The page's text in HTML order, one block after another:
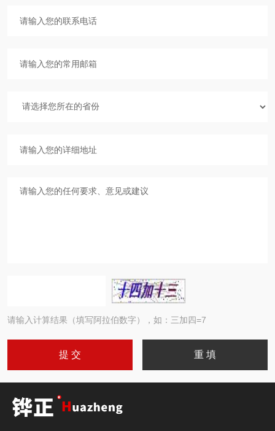
请输入计算结果（填写阿拉伯数字），如：三加四=7